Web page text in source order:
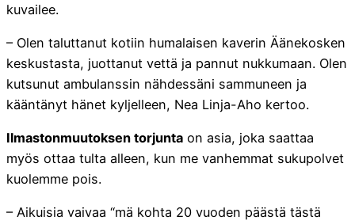
kuvailee.
– Olen taluttanut kotiin humalaisen kaverin Äänekosken
keskustasta, juottanut vettä ja pannut nukkumaan. Olen
kutsunut ambulanssin nähdessäni sammuneen ja
kääntänyt hänet kyljelleen, Nea Linja-Aho kertoo.
Ilmastonmuutoksen torjunta on asia, joka saattaa
myös ottaa tulta alleen, kun me vanhemmat sukupolvet
kuolemme pois.
– Aikuisia vaivaa “mä kohta 20 vuoden päästä tästä